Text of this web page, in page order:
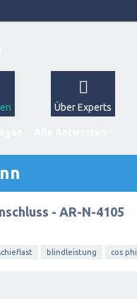
Über Experts
- AR-N-4105
blindleistung cos phi